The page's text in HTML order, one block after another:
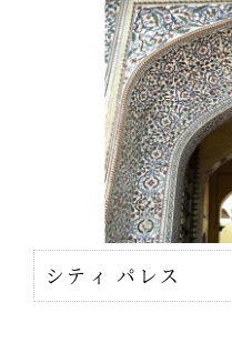
シティ パレス